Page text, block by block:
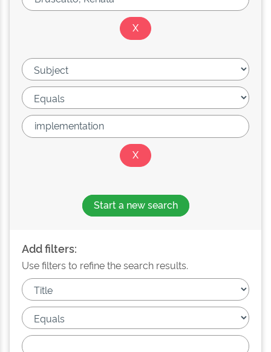
Start a new search
Add filters:
Use filters to refine the search results.